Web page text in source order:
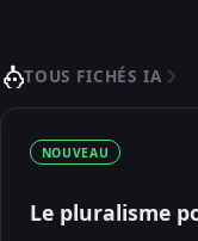
TOUS FICHÉS IA
NOUVEAU
Le pluralisme